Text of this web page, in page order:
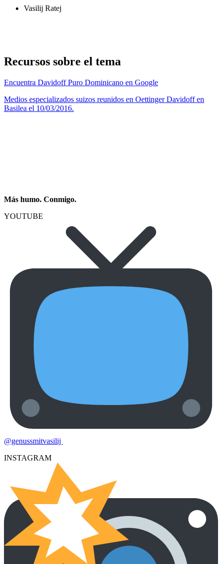
Vasilij Ratej
Recursos sobre el tema
Encuentra Davidoff Puro Dominicano en Google
Medios especializados suizos reunidos en Oettinger Davidoff en
Basilea el 10/03/2016.
Más humo. Conmigo.
YOUTUBE
@genussmitvasilij
INSTAGRAM